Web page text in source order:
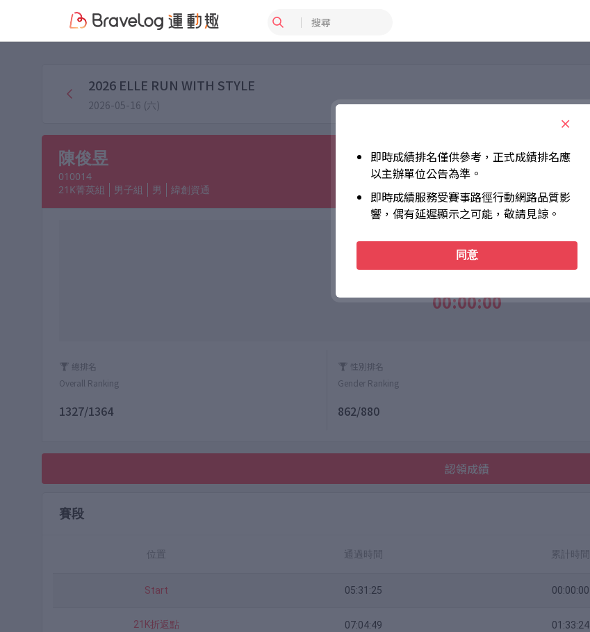
搜尋
2026 ELLE RUN WITH STYLE
2026-05-16 (六)
陳俊昱
010014
21K菁英組
男子組 男 緯創資通
個人成績
Net Time
00:00:00
總排名
Overall Ranking
1327/1364
性別排名
Gender Ranking
862/880
認領成績
賽段
位置 通過時間 累計時間
Start 05:31:25 00:00:00
21K折返點 07:04:49 01:33:24
即時成績排名僅供參考，正式成績排名應
以主辦單位公告為準。
即時成績服務受賽事路徑行動網路品質影
響，偶有延遲顯示之可能，敬請見諒。
同意